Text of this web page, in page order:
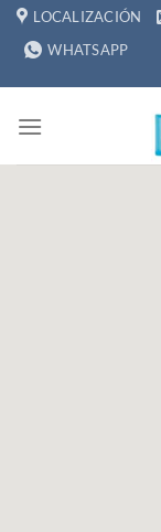
SaltarLOCALIZACIÓN
WHATSAPP